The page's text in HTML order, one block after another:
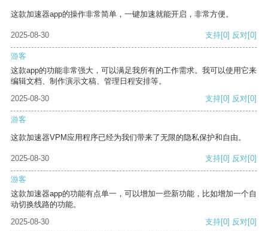
这款加速器app的操作非常简单，一键加速就能开启，非常方便。
2025-08-30 支持[0] 反对[0]
游客
这款app的功能非常强大，可以满足我所有的工作需求。我可以使用它来
编辑文档、制作演示文稿、管理日程安排等。
2025-08-30
支持[0] 反对[0]
游客
这款加速器VPM应用程序已经为我们带来了无限的隐私保护和自由。
2025-08-30 支持[0] 反对[0]
游客
这款加速器app的功能有点单一，可以增加一些新功能，比如增加一个自
动切换线路的功能。
2025-08-30
支持[0] 反对[0]